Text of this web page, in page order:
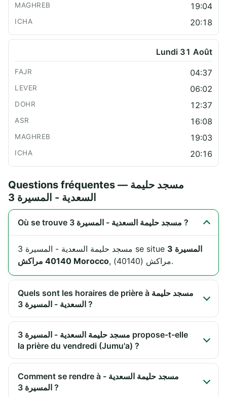
19:04
20:18
Lundi 31 Août
04:37
06:02
12:37
16:08
19:03
20:16
Questions fréquentes — مسجد حليمة
السعدية - المسيرة 3
Où se trouve مسجد حليمة السعدية - المسيرة 3 ?
مسجد حليمة السعدية - المسيرة 3 se situe المسيرة 3
40140 مراكش Morocco
, مراكش (40140).
Quels sont les horaires de prière à مسجد حليمة
السعدية - المسيرة 3 ?
مسجد حليمة السعدية - المسيرة 3 propose-t-elle
la prière du vendredi (Jumu'a) ?
Comment se rendre à مسجد حليمة السعدية -
المسيرة 3 ?